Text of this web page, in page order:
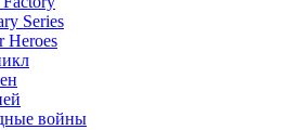
Series
Heroes
войны